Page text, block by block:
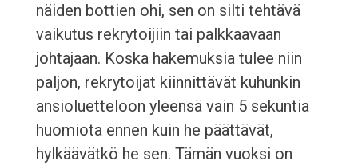
näiden bottien ohi, sen on silti tehtävä
vaikutus rekrytoijiin tai palkkaavaan
johtajaan. Koska hakemuksia tulee niin
paljon, rekrytoijat kiinnittävät kuhunkin
ansioluetteloon yleensä vain 5 sekuntia
huomiota ennen kuin he päättävät,
hylkäävätkö he sen. Tämän vuoksi on